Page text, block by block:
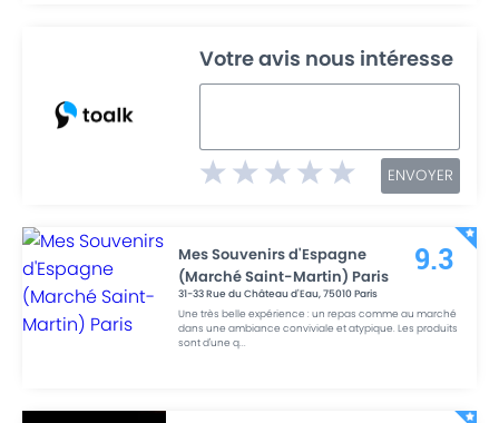
Votre avis nous intéresse
ENVOYER
Mes Souvenirs d'Espagne
(Marché Saint-Martin) Paris
31-33 Rue du Château d'Eau,75010Paris
Une très belle expérience : un repas comme au marché
dans une ambiance conviviale et atypique. Les produits
sont d'une q...
9.3